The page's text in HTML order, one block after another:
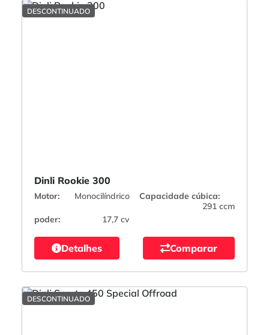
DESCONTINUADO
Dinli Rookie 300
Motor: Monocilíndrico
Capacidade cúbica:
291 ccm
poder:
17,7 cv
Detalhes Comparar
DESCONTINUADO